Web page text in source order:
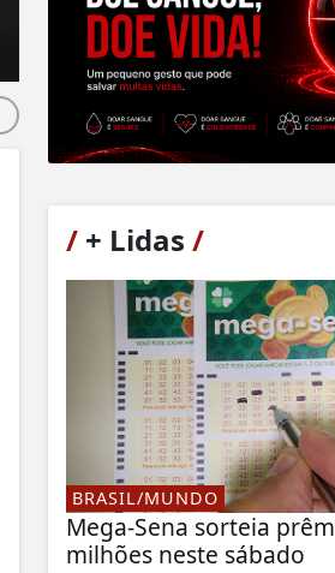
/+ Lidas /
BRASIL/MUNDO
Mega-Sena sorteia
milhões neste sábado